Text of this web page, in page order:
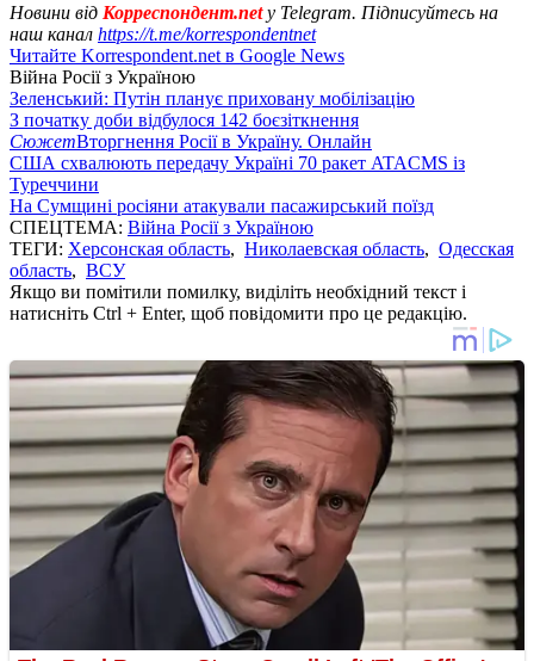
Новини від Корреспондент.netу Telegram. Підписуйтесь на
наш канал https://t.me/korrespondentnet
Читайте Korrespondent.net в Google News
Війна Росії з Україною
Зеленський: Путін планує приховану мобілізацію
З початку доби відбулося 142 боєзіткнення
СюжетВторгнення Росії в Україну. Онлайн
США схвалюють передачу Україні 70 ракет ATACMS із
Туреччини
На Сумщині росіяни атакували пасажирський поїзд
СПЕЦТЕМА: Війна Росії з Україною
ТЕГИ: Херсонская область, Николаевская область, Одесская
область, ВСУ
Якщо ви помітили помилку, виділіть необхідний текст і
натисніть Ctrl + Enter, щоб повідомити про це редакцію.